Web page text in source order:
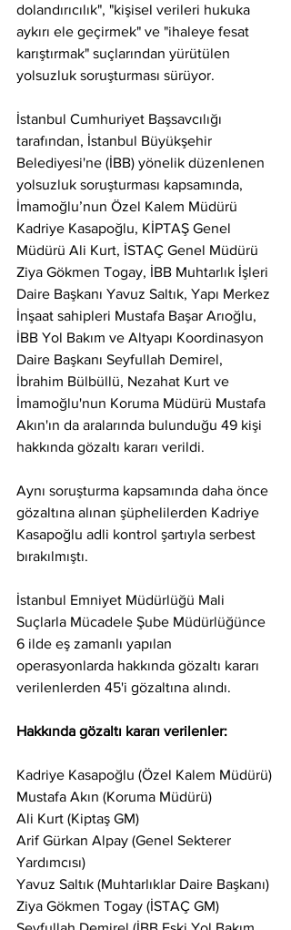
dolandırıcılık", "kişisel verileri hukuka
aykırı ele geçirmek" ve "ihaleye fesat
karıştırmak" suçlarından yürütülen
yolsuzluk soruşturması sürüyor.
İstanbul Cumhuriyet Başsavcılığı
tarafından, İstanbul Büyükşehir
Belediyesi'ne (İBB) yönelik düzenlenen
yolsuzluk soruşturması kapsamında,
İmamoğlu’nun Özel Kalem Müdürü
Kadriye Kasapoğlu, KİPTAŞ Genel
Müdürü Ali Kurt, İSTAÇ Genel Müdürü
Ziya Gökmen Togay, İBB Muhtarlık İşleri
Daire Başkanı Yavuz Saltık, Yapı Merkez
İnşaat sahipleri Mustafa Başar Arıoğlu,
İBB Yol Bakım ve Altyapı Koordinasyon
Daire Başkanı Seyfullah Demirel,
İbrahim Bülbüllü, Nezahat Kurt ve
İmamoğlu'nun Koruma Müdürü Mustafa
Akın'ın da aralarında bulunduğu 49 kişi
hakkında gözaltı kararı verildi.
Aynı soruşturma kapsamında daha önce
gözaltına alınan şüphelilerden Kadriye
Kasapoğlu adli kontrol şartıyla serbest
bırakılmıştı.
İstanbul Emniyet Müdürlüğü Mali
Suçlarla Mücadele Şube Müdürlüğünce
6 ilde eş zamanlı yapılan
operasyonlarda hakkında gözaltı kararı
verilenlerden 45'i gözaltına alındı.
Hakkında gözaltı kararı verilenler:
Kadriye Kasapoğlu (Özel Kalem Müdürü)
Mustafa Akın (Koruma Müdürü)
Ali Kurt (Kiptaş GM)
Arif Gürkan Alpay (Genel Sekterer
Yardımcısı)
Yavuz Saltık (Muhtarlıklar Daire Başkanı)
Ziya Gökmen Togay (İSTAÇ GM)